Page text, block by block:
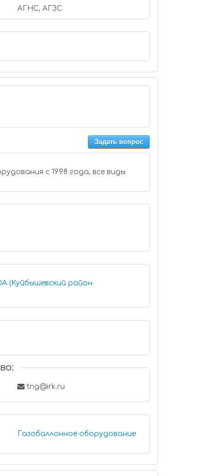
АГНС, АГЗС
Задать вопрос
с 1998 года, все виды
(Куйбышевский район
tng@irk.ru
Газобаллонное оборудование